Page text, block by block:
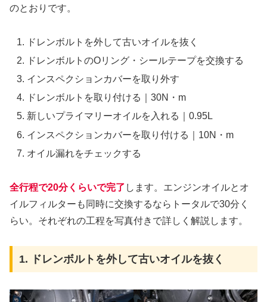
のとおりです。
ドレンボルトを外して古いオイルを抜く
ドレンボルトのOリング・シールテープを交換する
インスペクションカバーを取り外す
ドレンボルトを取り付ける｜30N・m
新しいプライマリーオイルを入れる｜0.95L
インスペクションカバーを取り付ける｜10N・m
オイル漏れをチェックする
全行程で20分くらいで完了 します。エンジンオイルとオ
イルフィルターも同時に交換するならトータルで30分く
らい。それぞれの工程を写真付きで詳しく解説します。
1. ドレンボルトを外して古いオイルを抜く